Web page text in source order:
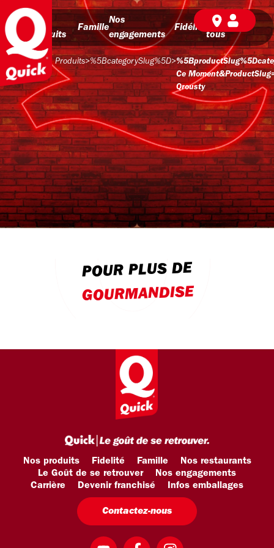
Nos
produits
Famille
Nos
engagements
Fidélité
BD pour
tous
Produits>%5BcategorySlug%5D>
Ce
Qrousty
POUR PLUS DE
GOURMANDISE
Nos produits Fidelité Famille
Nos restaurants
Le Goût de se retrouver
Nos engagements
Carrière
Devenir franchisé Infos emballages
Contactez-nous